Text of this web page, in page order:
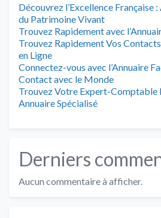
Découvrez l’Excellence Française
du Patrimoine Vivant
Trouvez Rapidement avec
Trouvez Rapidement Vos
en Ligne
Connectez-vous avec l’Annuaire
Contact avec le Monde
Trouvez Votre Expert-Comptable
Annuaire Spécialisé
Derniers
Aucun commentaire à afficher.